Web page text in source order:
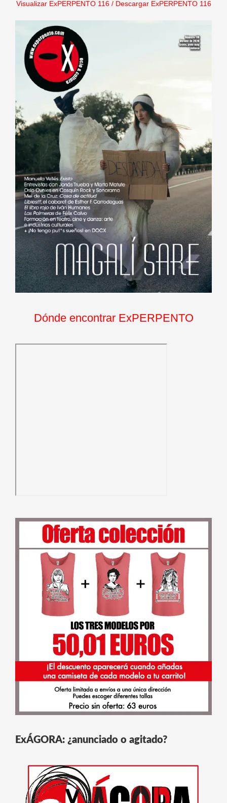
Visualizar ExPERPENTO 116/ Descargar ExPERPENTO 116
Dónde encontrar ExPERPENTO
ExÁGORA: ¿anunciado o agitado?